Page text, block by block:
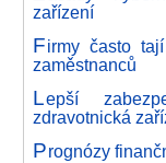
zařízení
Firmy často
zaměstnanců
Lepší
zdravotnická
Prognózy